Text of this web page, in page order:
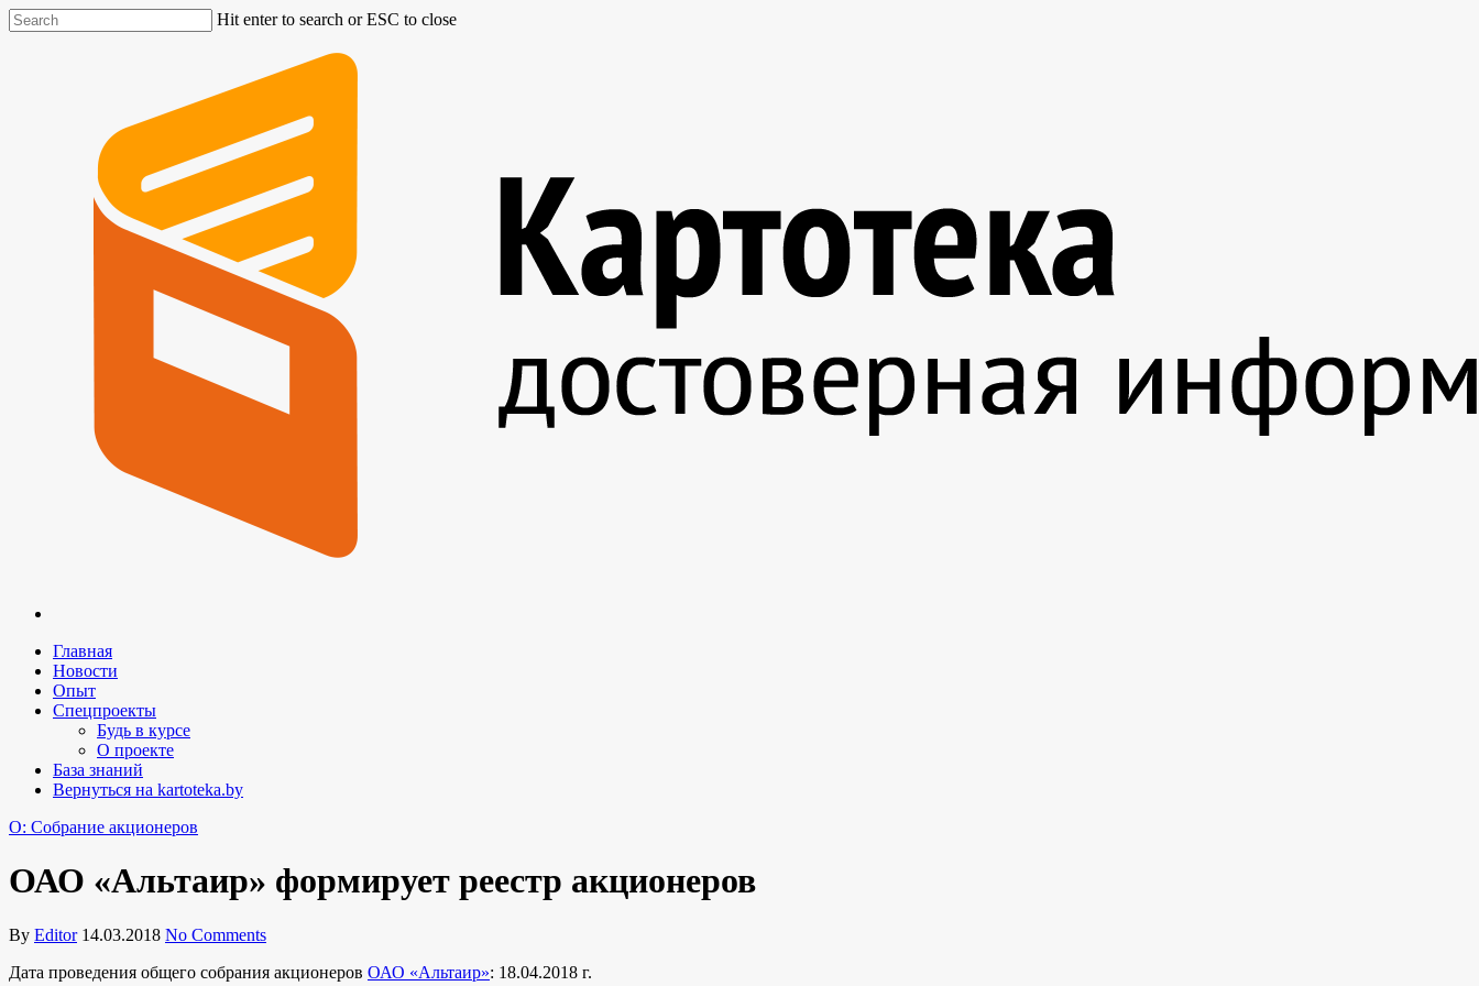
Hit enter to search or ESC to close
Главная
Новости
Опыт
Спецпроекты
Будь в курсе
О проекте
База знаний
Вернуться на kartoteka.by
O: Собрание акционеров
ОАО «Альтаир» формирует реестр акционеров
By Editor 14.03.2018 No Comments
Дата проведения общего собрания акционеров ОАО «Альтаир»: 18.04.2018 г.